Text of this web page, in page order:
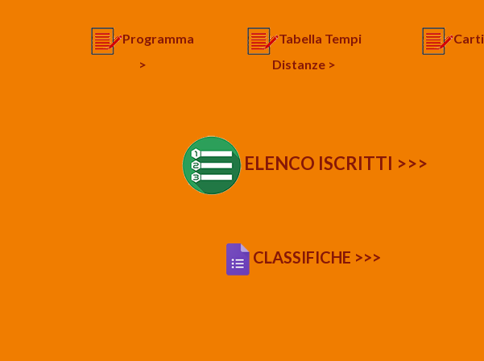
Programma
>
Tabella Tempi
Distanze >
ELENCO ISCRITTI >>>
CLASSIFICHE >>>